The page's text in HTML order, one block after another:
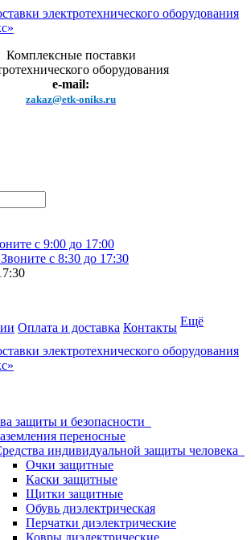
Комплексные поставки
оборудования
e-mail:
zakaz@etk-oniks.ru
с 9:00 до 17:00
Звоните с 8:30 до 17:30
Оплата и доставка Контакты Ещё
защиты и безопасности
переносные
индивидуальной защиты человека
Очки защитные
Каски защитные
Щитки защитные
Обувь диэлектрическая
Перчатки диэлектрические
Ковры диэлектрические